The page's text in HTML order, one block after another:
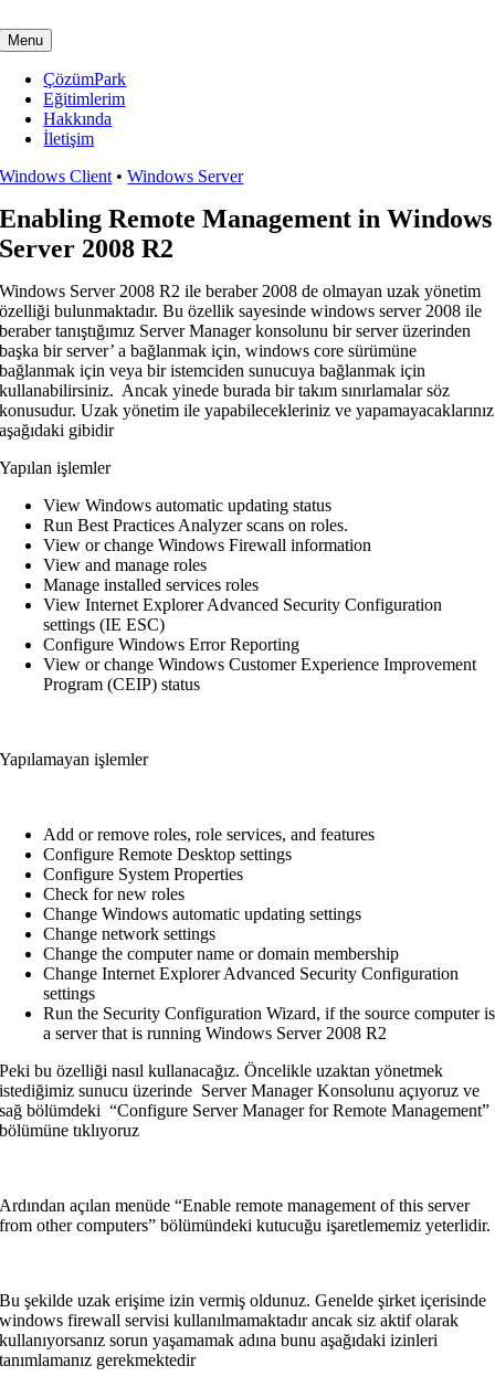
to
content
Menu
ÇözümPark
Eğitimlerim
Hakkında
İletişim
Windows Client •Windows Server
Enabling Remote Management in Windows
Server 2008 R2
Windows Server 2008 R2 ile beraber 2008 de olmayan uzak yönetim
özelliği bulunmaktadır. Bu özellik sayesinde windows server 2008 ile
beraber tanıştığımız Server Manager konsolunu bir server üzerinden
başka bir server’ a bağlanmak için, windows core sürümüne
bağlanmak için veya bir istemciden sunucuya bağlanmak için
kullanabilirsiniz. Ancak yinede burada bir takım sınırlamalar söz
konusudur. Uzak yönetim ile yapabilecekleriniz ve yapamayacaklarınız
aşağıdaki gibidir
Yapılan işlemler
View Windows automatic updating status
Run Best Practices Analyzer scans on roles.
View or change Windows Firewall information
View and manage roles
Manage installed services roles
View Internet Explorer Advanced Security Configuration
settings (IE ESC)
Configure Windows Error Reporting
View or change Windows Customer Experience Improvement
Program (CEIP) status
Yapılamayan işlemler
Add or remove roles, role services, and features
Configure Remote Desktop settings
Configure System Properties
Check for new roles
Change Windows automatic updating settings
Change network settings
Change the computer name or domain membership
Change Internet Explorer Advanced Security Configuration
settings
Run the Security Configuration Wizard, if the source computer is
a server that is running Windows Server 2008 R2
Peki bu özelliği nasıl kullanacağız. Öncelikle uzaktan yönetmek
istediğimiz sunucu üzerinde Server Manager Konsolunu açıyoruz ve
sağ bölümdeki “Configure Server Manager for Remote Management”
bölümüne tıklıyoruz
Ardından açılan menüde “Enable remote management of this server
from other computers” bölümündeki kutucuğu işaretlememiz yeterlidir.
Bu şekilde uzak erişime izin vermiş oldunuz. Genelde şirket içerisinde
windows firewall servisi kullanılmamaktadır ancak siz aktif olarak
kullanıyorsanız sorun yaşamamak adına bunu aşağıdaki izinleri
tanımlamanız gerekmektedir